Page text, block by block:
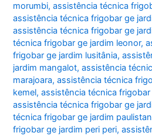
morumbi,assistência técnica
assistência técnica frigobar ge
assistência técnica frigobar ge
técnica frigobar ge jardim leonor,
frigobar ge jardim lusitânia,
jardim mangalot,assistência
marajoara,assistência técnica
kemel,assistência técnica
assistência técnica frigobar ge
técnica frigobar ge jardim
frigobar ge jardim peri peri,